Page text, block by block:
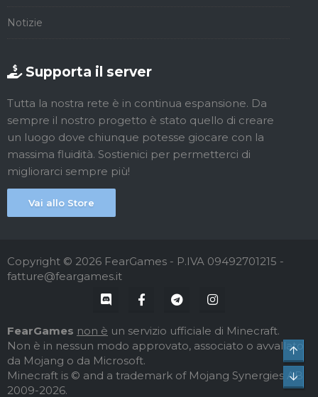
Notizie
Supporta il server
Tutta la nostra rete è in continua espansione. Da
sempre il nostro progetto è stato quello di creare
un luogo dove chiunque potesse giocare con la
massima fluidità. Sostienici per permetterci di
migliorarci sempre più!
Vai allo Store
Copyright © 2026 FearGames - P.IVA 09492701215 -
fatture@feargames.it
FearGames non è un servizio ufficiale di Minecraft.
Non è in nessun modo approvato, associato o avvallato
da Mojang o da Microsoft.
Minecraft is © and a trademark of Mojang Synergies AB
2009-2026.
Top